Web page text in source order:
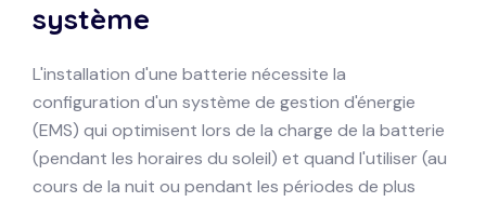
système
L'installation d'une batterie nécessite la
configuration d'un système de gestion d'énergie
(EMS) qui optimisent lors de la charge de la batterie
(pendant les horaires du soleil) et quand l'utiliser (au
cours de la nuit ou pendant les périodes de plus